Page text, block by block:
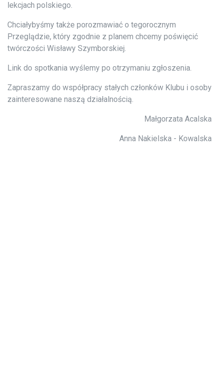
lekcjach polskiego.
Chciałybyśmy także porozmawiać o tegorocznym
Przeglądzie, który zgodnie z planem chcemy poświęcić
twórczości Wisławy Szymborskiej.
Link do spotkania wyślemy po otrzymaniu zgłoszenia.
Zapraszamy do współpracy stałych członków Klubu i osoby
zainteresowane naszą działalnością.
Małgorzata Acalska
Anna Nakielska - Kowalska